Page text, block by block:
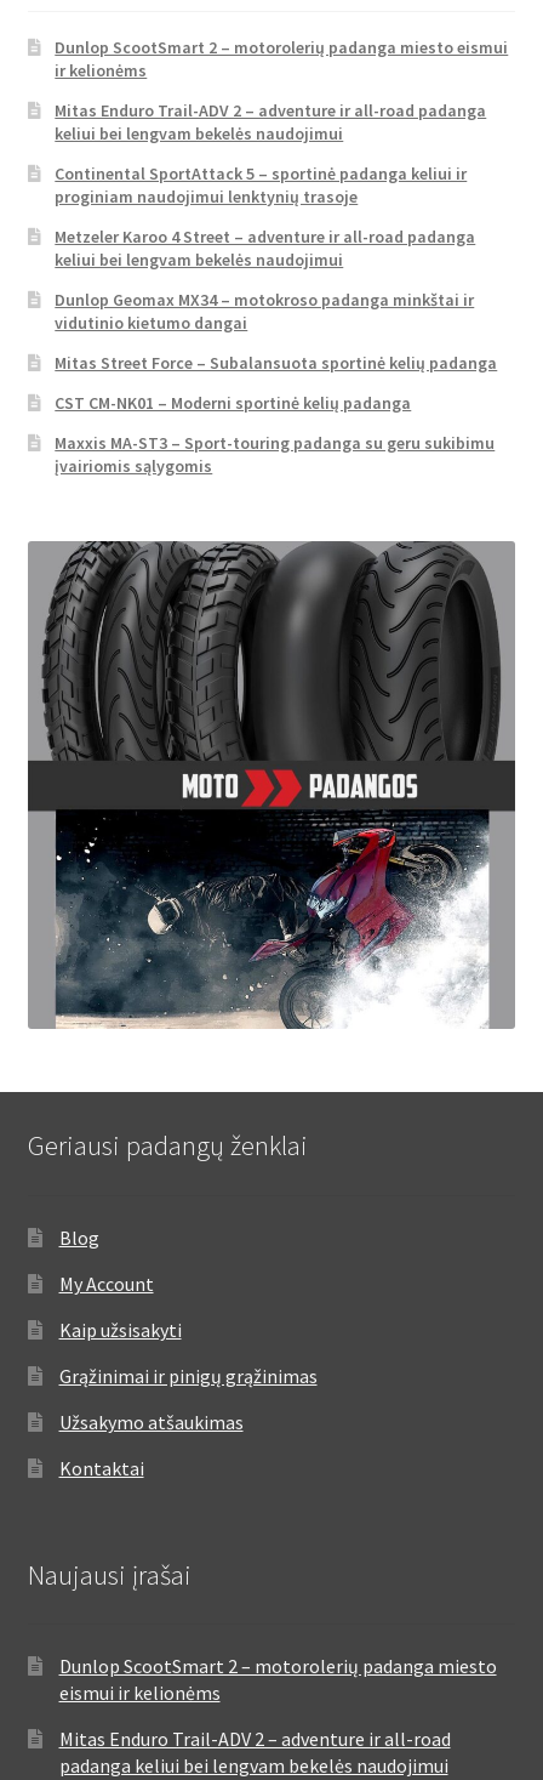
Dunlop ScootSmart 2 – motorolerių padanga miesto eismui
ir kelionėms
Mitas Enduro Trail-ADV 2 – adventure ir all-road padanga
keliui bei lengvam bekelės naudojimui
Continental SportAttack 5 – sportinė padanga keliui ir
proginiam naudojimui lenktynių trasoje
Metzeler Karoo 4 Street – adventure ir all-road padanga
keliui bei lengvam bekelės naudojimui
Dunlop Geomax MX34 – motokroso padanga minkštai ir
vidutinio kietumo dangai
Mitas Street Force – Subalansuota sportinė kelių padanga
CST CM-NK01 – Moderni sportinė kelių padanga
Maxxis MA-ST3 – Sport-touring padanga su geru sukibimu
įvairiomis sąlygomis
Geriausi padangų ženklai
Blog
My Account
Kaip užsisakyti
Grąžinimai ir pinigų grąžinimas
Užsakymo atšaukimas
Kontaktai
Naujausi įrašai
Dunlop ScootSmart 2 – motorolerių padanga miesto
eismui ir kelionėms
Mitas Enduro Trail-ADV 2 – adventure ir all-road
padanga keliui bei lengvam bekelės naudojimui